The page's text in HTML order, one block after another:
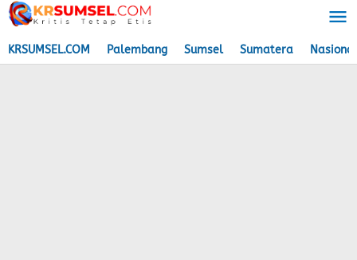
Lewati
ke
konten
KRSUMSEL.COM Palembang Sumsel Sumatera Nasional